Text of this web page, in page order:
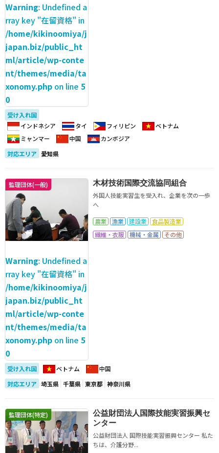
Warning: Undefined a
rray key "在留資格" in
/home/kikinoomiya/j
japan.biz/public_ht
ml/article/wp-conte
nt/themes/media/ta
xonomy.php on line 5
0
受け入れ国
インドネシア
タイ フィリピン
ベトナム
ミャンマー
中国
カンボジア
対応エリア 愛知県
監理団体(一般)
Warning: Undefined a
rray key "在留資格" in
/home/kikinoomiya/j
japan.biz/public_ht
ml/article/wp-conte
nt/themes/media/ta
xonomy.php on line 5
0
木材技術国際交流協同組合
外国人技能実習生を受入れ、企業を次の一歩
へ
農業
漁業 建設業
食品製造業
繊維・衣服
機械・金属 その他
受け入れ国 ベトナム
中国
対応エリア 埼玉県 千葉県 東京都 神奈川県
監理団体(特定)
公益財団法人国際技能実習振興セ
ンター
公益財団法人 国際技能実習振興センター 私た
ちは、介護分野...